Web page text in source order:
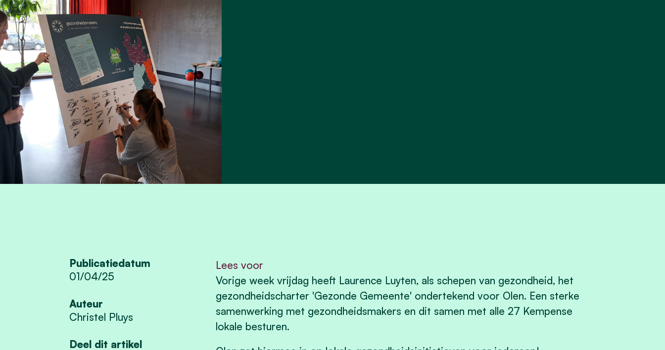
Publicatiedatum
01/04/25
Auteur
Christel Pluys
Deel dit artikel
Lees voor
Vorige week vrijdag heeft Laurence Luyten, als schepen van gezondheid, het
gezondheidscharter 'Gezonde Gemeente' ondertekend voor Olen. Een sterke
samenwerking met gezondheidsmakers en dit samen met alle 27 Kempense
lokale besturen.